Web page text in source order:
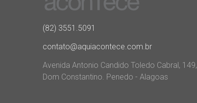
(82) 3551.5091
contato@aquiacontece.com.br
Avenida Antonio Candido Toledo Cabral, 149,
Dom Constantino. Penedo - Alagoas